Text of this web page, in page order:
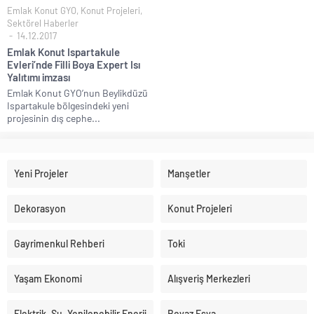
Emlak Konut GYO, Konut Projeleri,
Sektörel Haberler
14.12.2017
Emlak Konut Ispartakule
Evleri’nde Filli Boya Expert Isı
Yalıtımı imzası
Emlak Konut GYO’nun Beylikdüzü
Ispartakule bölgesindeki yeni
projesinin dış cephe...
Yeni Projeler Manşetler
Dekorasyon Konut Projeleri
Gayrimenkul Rehberi Toki
Yaşam Ekonomi Alışveriş Merkezleri